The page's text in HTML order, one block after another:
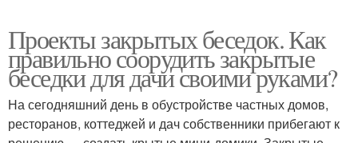
Проекты закрытых беседок. Как
правильно соорудить закрытые
беседки для дачи своими руками?
На сегодняшний день в обустройстве частных домов,
ресторанов, коттеджей и дач собственники прибегают к